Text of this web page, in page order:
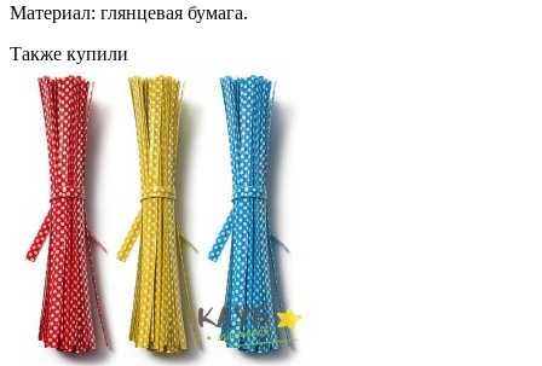
Материал: глянцевая бумага.
Также купили